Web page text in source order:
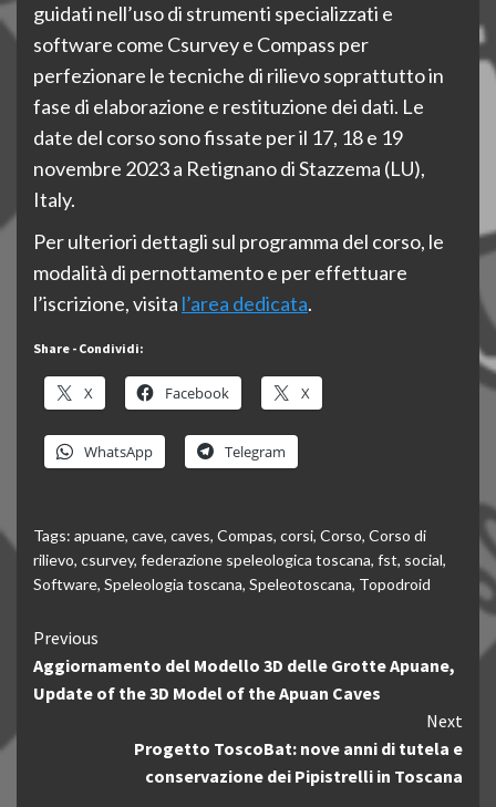
guidati nell’uso di strumenti specializzati e
software come Csurvey e Compass per
perfezionare le tecniche di rilievo soprattutto in
fase di elaborazione e restituzione dei dati. Le
date del corso sono fissate per il 17, 18 e 19
novembre 2023 a Retignano di Stazzema (LU),
Italy.
Per ulteriori dettagli sul programma del corso, le
modalità di pernottamento e per effettuare
l’iscrizione, visita l’area dedicata.
Share - Condividi:
X Facebook X
WhatsApp Telegram
Tags: apuane, cave, caves, Compas, corsi, Corso, Corso di
rilievo, csurvey, federazione speleologica toscana, fst, social,
Software, Speleologia toscana, Speleotoscana, Topodroid
Continue
Reading
Previous
Aggiornamento del Modello 3D delle Grotte Apuane,
Update of the 3D Model of the Apuan Caves
Next
Progetto ToscoBat: nove anni di tutela e
conservazione dei Pipistrelli in Toscana